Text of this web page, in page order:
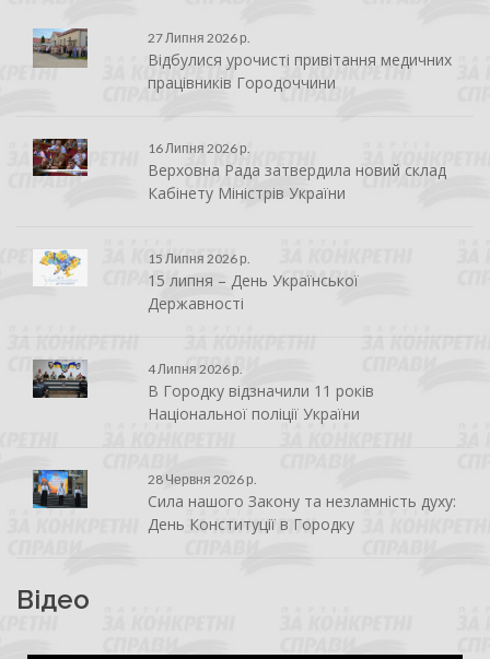
27 Липня 2026 р.
Відбулися урочисті привітання медичних
працівників Городоччини
16 Липня 2026 р.
Верховна Рада затвердила новий склад
Кабінету Міністрів України
15 Липня 2026 р.
15 липня – День Української
Державності
4 Липня 2026 р.
В Городку відзначили 11 років
Національної поліції України
28 Червня 2026 р.
Сила нашого Закону та незламність духу:
День Конституції в Городку
Відео